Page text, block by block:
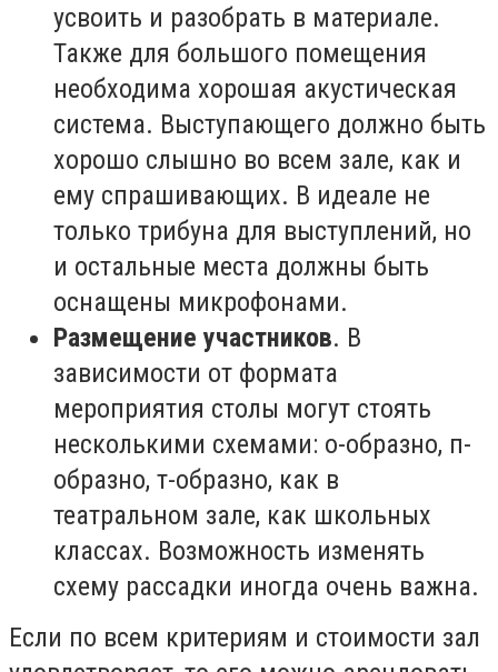
усвоить и разобрать в материале.
Также для большого помещения
необходима хорошая акустическая
система. Выступающего должно быть
хорошо слышно во всем зале, как и
ему спрашивающих. В идеале не
только трибуна для выступлений, но
и остальные места должны быть
оснащены микрофонами.
Размещение участников. В
зависимости от формата
мероприятия столы могут стоять
несколькими схемами: о-образно, п-
образно, т-образно, как в
театральном зале, как школьных
классах. Возможность изменять
схему рассадки иногда очень важна.
Если по всем критериям и стоимости зал